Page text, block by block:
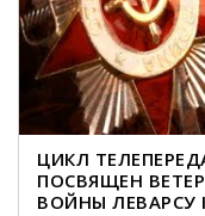
ЦИКЛ
ПОСВЯЩЕН
ВОЙНЫ ЛЕВАРСУ